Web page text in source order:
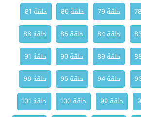
حلقة 79 حلقة 80
حلقة 81
حلقة 84 حلقة 85
حلقة 86
حلقة 89 حلقة 90
حلقة 91
حلقة 94 حلقة 95
حلقة 96
حلقة 99 حلقة 100
حلقة 101